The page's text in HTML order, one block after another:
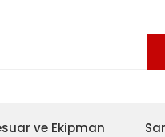
ve Ekipman